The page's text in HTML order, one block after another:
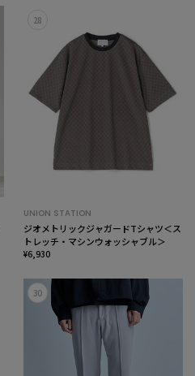
28
UNION STATION
ジオメトリックジャガードTシャツ＜ス
トレッチ・マシンウォッシャブル＞
¥6,930
30